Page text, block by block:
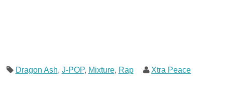
Dragon Ash, J-POP, Mixture, Rap Xtra Peace